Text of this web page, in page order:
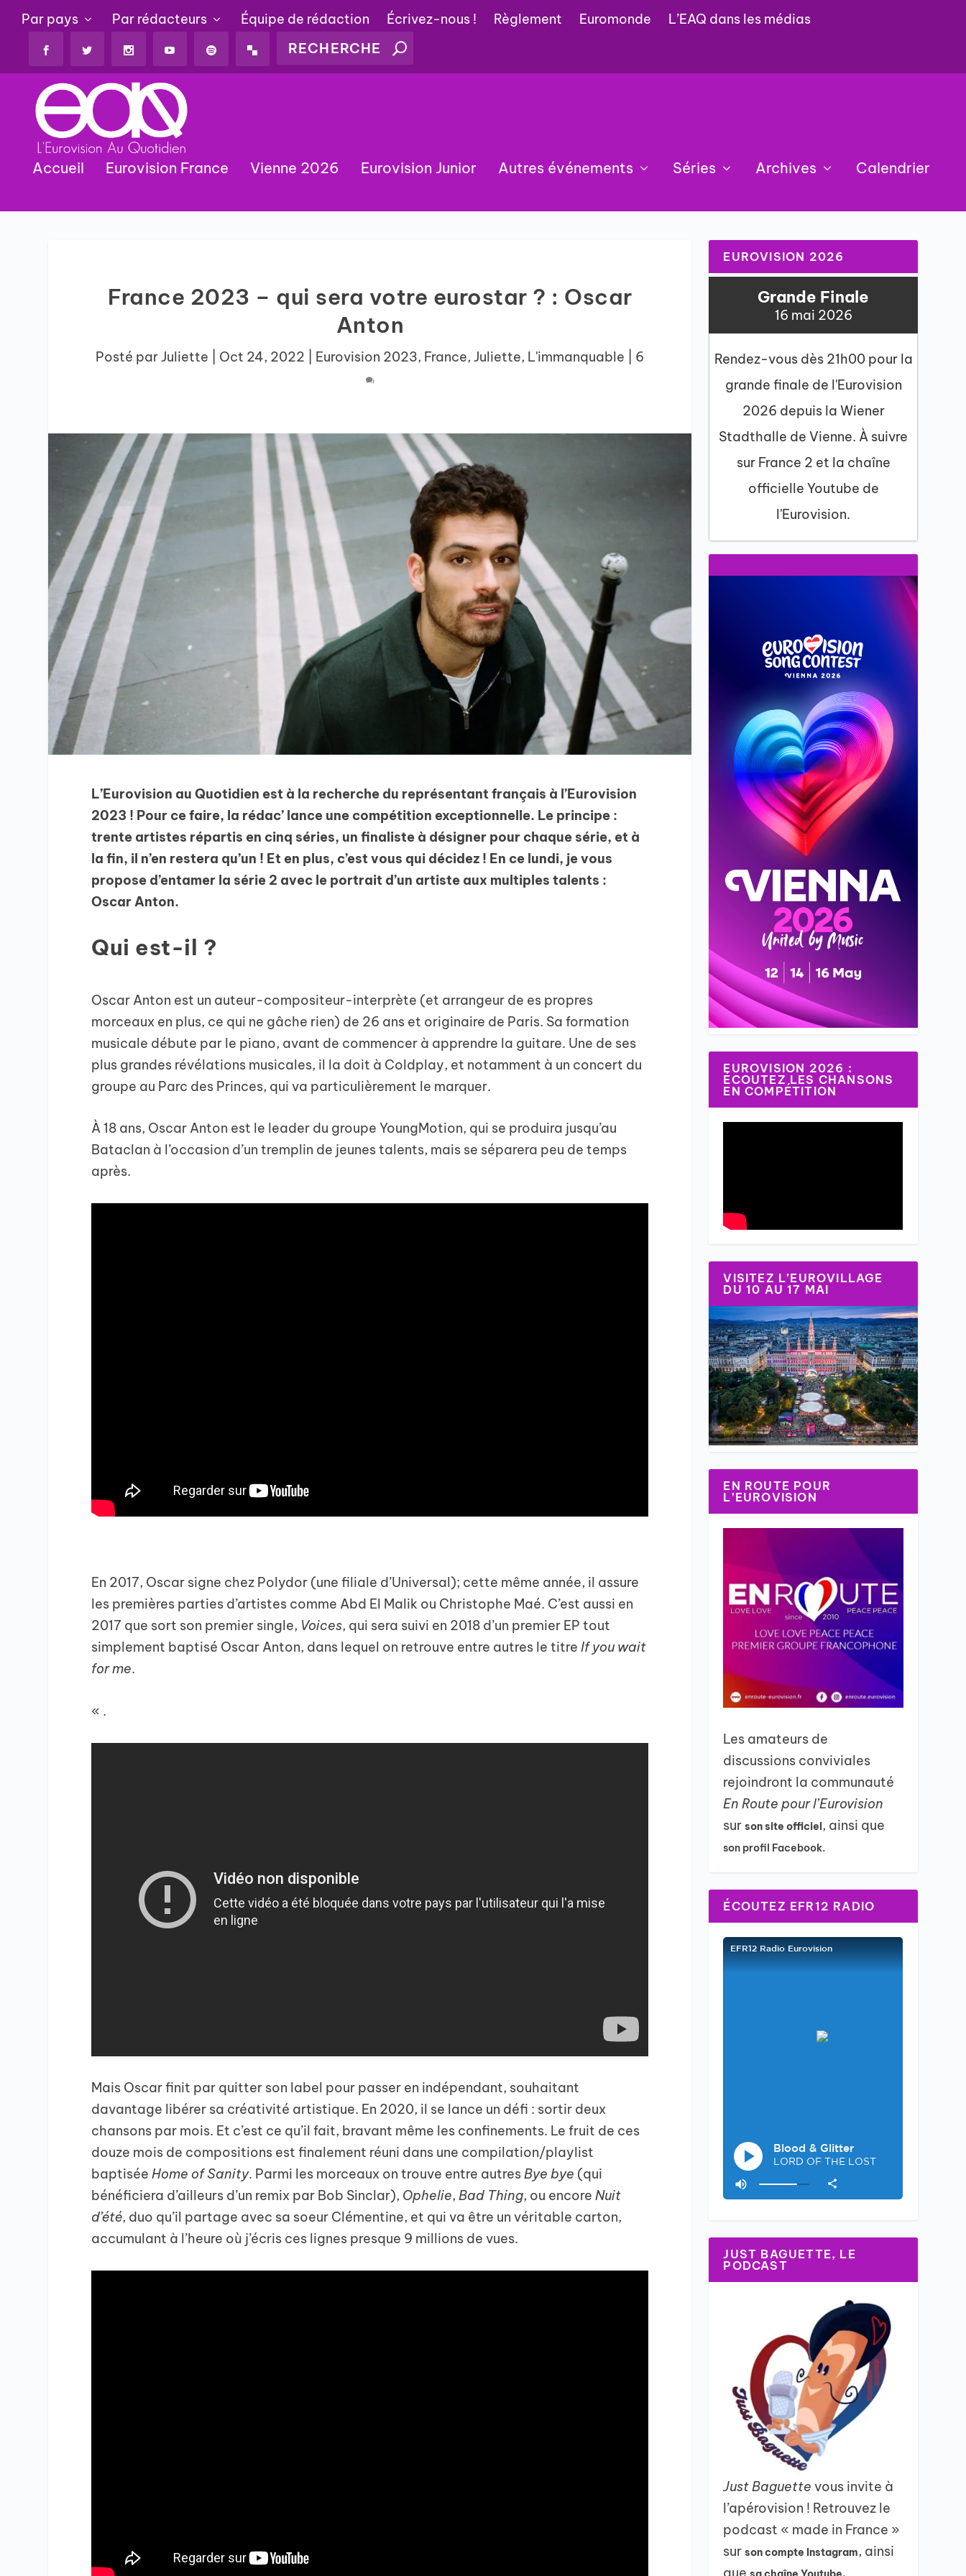
Par pays Par rédacteurs Équipe de rédaction Écrivez-nous ! Règlement Euromonde L’EAQ dans les médias
Accueil Eurovision France Vienne 2026 Eurovision Junior Autres événements Séries Archives Calendrier
France 2023 – qui sera votre eurostar ? : Oscar
Anton
Posté parJuliette Oct 24, 2022 Eurovision 2023, France,Juliette, L'immanquable 6
L’Eurovision au Quotidien est à la recherche du représentant français à l’Eurovision
2023 ! Pour ce faire, la rédac’ lance une compétition exceptionnelle. Le principe :
trente artistes répartis en cinq séries, un finaliste à désigner pour chaque série, et à
la fin, il n’en restera qu’un ! Et en plus, c’est vous qui décidez ! En ce lundi, je vous
propose d’entamer la série 2 avec le portrait d’un artiste aux multiples talents :
Oscar Anton.
Qui est-il ?
Oscar Anton est un auteur-compositeur-interprète (et arrangeur de es propres
morceaux en plus, ce qui ne gâche rien) de 26 ans et originaire de Paris. Sa formation
musicale débute par le piano, avant de commencer à apprendre la guitare. Une de ses
plus grandes révélations musicales, il la doit à Coldplay, et notamment à un concert du
groupe au Parc des Princes, qui va particulièrement le marquer.
À 18 ans, Oscar Anton est le leader du groupe YoungMotion, qui se produira jusqu’au
Bataclan à l’occasion d’un tremplin de jeunes talents, mais se séparera peu de temps
après.
En 2017, Oscar signe chez Polydor (une filiale d’Universal); cette même année, il assure
les premières parties d’artistes comme Abd El Malik ou Christophe Maé. C’est aussi en
2017 que sort son premier single, Voices, qui sera suivi en 2018 d’un premier EP tout
simplement baptisé Oscar Anton, dans lequel on retrouve entre autres le titreIf you wait
for me.
« .
Mais Oscar finit par quitter son label pour passer en indépendant, souhaitant
davantage libérer sa créativité artistique. En 2020, il se lance un défi : sortir deux
chansons par mois. Et c’est ce qu’il fait, bravant même les confinements. Le fruit de ces
douze mois de compositions est finalement réuni dans une compilation/playlist
baptiséeHome of Sanity. Parmi les morceaux on trouve entre autresBye bye (qui
bénéficiera d’ailleurs d’un remix par Bob Sinclar), Ophelie,Bad Thing, ou encoreNuit
d’été, duo qu’il partage avec sa soeur Clémentine, et qui va être un véritable carton,
accumulant à l’heure où j’écris ces lignes presque 9 millions de vues.
EUROVISION 2026
Grande Finale
16 mai 2026
Rendez-vous dès 21h00 pour la
grande finale de l'Eurovision
2026 depuis la Wiener
Stadthalle de Vienne. À suivre
sur France 2 et la chaîne
officielle Youtube de
l'Eurovision.
EUROVISION 2026 :
ÉCOUTEZ LES CHANSONS
EN COMPÉTITION
VISITEZ L’EUROVILLAGE
DU 10 AU 17 MAI
EN ROUTE POUR
L’EUROVISION
Les amateurs de
discussions conviviales
rejoindront la communauté
En Route pour l’Eurovision
surson site officiel, ainsi que
son profil Facebook.
ÉCOUTEZ EFR12 RADIO
JUST BAGUETTE, LE
PODCAST
Just Baguettevous invite à
l’apérovision ! Retrouvez le
podcast « made in France »
surson compte Instagram, ainsi